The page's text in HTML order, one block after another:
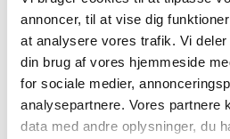
annoncer, til at vise dig
at analysere vores trafik. Vi
din brug af vores hjemmeside
for sociale medier,
analysepartnere. Vores partnere
data med andre oplysninger, du
Koret Grateful Gospel øver
Jørgens Kirke. Du er også
synge, men der er ikke nogen
et deltagergebyr, men første
og